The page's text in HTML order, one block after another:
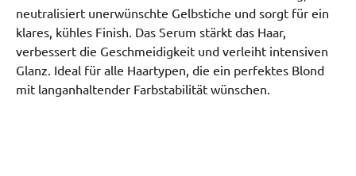
neutralisiert unerwünschte Gelbstiche und sorgt für ein
klares, kühles Finish. Das Serum stärkt das Haar,
verbessert die Geschmeidigkeit und verleiht intensiven
Glanz. Ideal für alle Haartypen, die ein perfektes Blond
mit langanhaltender Farbstabilität wünschen.